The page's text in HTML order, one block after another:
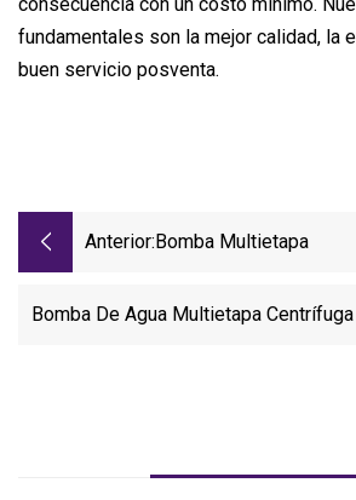
fundamentales son la mejor calidad, la
buen servicio posventa.
Anterior: Bomba Multietapa
Bomba De Agua Multietapa Centrífuga